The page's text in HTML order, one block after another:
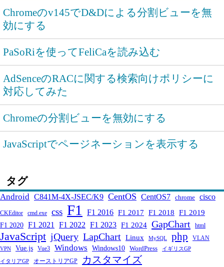
Chromeのv145でD&Dによる分割ビューを無
効にする
PaSoRiを使ってFeliCaを読み込む
AdSenceのRACに関する検索向けポリシーに
対応してみた
Chromeの分割ビューを無効にする
JavaScriptでページネーションを表示する
タグ
Android C841M-4X-JSEC/K9 CentOS CentOS7 chrome cisco
CKEditor cmd.exe css F1 F1 2016 F1 2017 F1 2018 F1 2019
F1 2020 F1 2021 F1 2022 F1 2023 F1 2024 GapChart html
JavaScript jQuery LapChart Linux MySQL php VLAN
VPN Vue.js Vue3 Windows Windows10 WordPress イギリスGP
イタリアGP オーストリアGP カスタマイズ